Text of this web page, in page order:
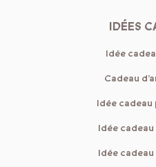
IDÉES
Idée
Cadeau
Idée
Idée
Idée